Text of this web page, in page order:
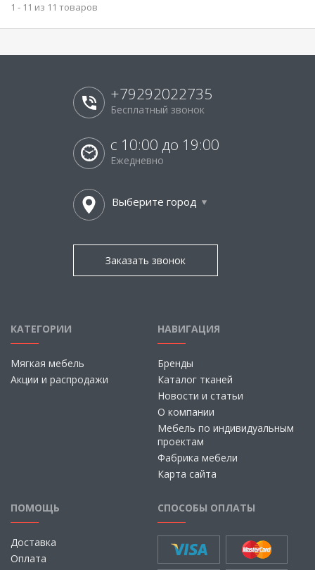
1 - 11 из 11 товаров
+79292022735
Бесплатный звонок
с 10:00 до 19:00
Ежедневно
Выберите город
Заказать звонок
КАТЕГОРИИ
Мягкая мебель
Акции и распродажи
НАВИГАЦИЯ
Бренды
Каталог тканей
Новости и статьи
О компании
Мебель по индивидуальным
проектам
Фабрика мебели
Карта сайта
ПОМОЩЬ
Доставка
Оплата
СПОСОБЫ ОПЛАТЫ